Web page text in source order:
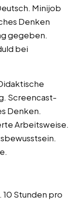
Minijob
Denken
gegeben.
bei
Screencast-
Denken.
Arbeitsweise.
10 Stunden pro